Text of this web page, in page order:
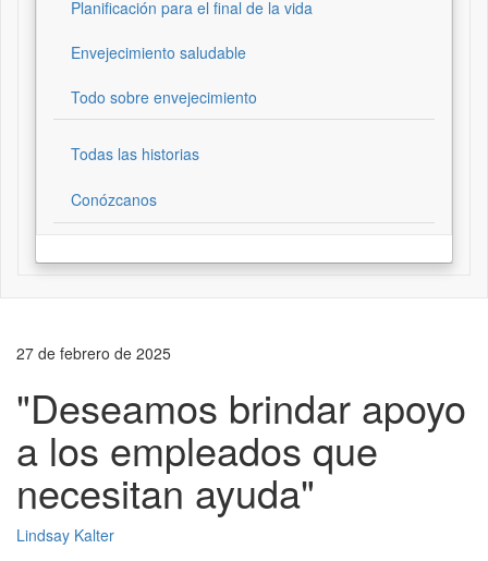
Planificación para el final de la vida
Envejecimiento saludable
Todo sobre envejecimiento
Todas las historias
Conózcanos
27 de febrero de 2025
"Deseamos brindar apoyo
a los empleados que
necesitan ayuda"
Lindsay Kalter